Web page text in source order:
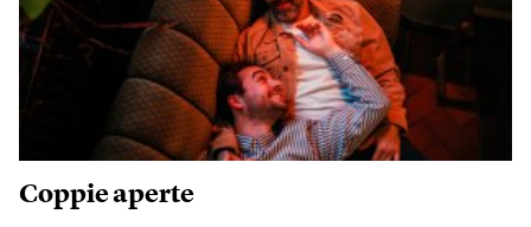
Coppie aperte